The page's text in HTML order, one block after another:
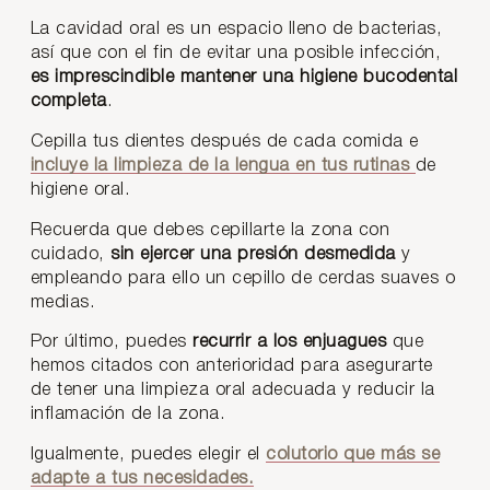
La cavidad oral es un espacio lleno de bacterias,
así que con el fin de evitar una posible infección,
es imprescindible mantener una higiene bucodental
completa.
Cepilla tus dientes después de cada comida e
incluye la limpieza de la lengua en tus rutinas de
higiene oral.
Recuerda que debes cepillarte la zona con
cuidado, sin ejercer una presión desmediday
empleando para ello un cepillo de cerdas suaves o
medias.
Por último, puedes recurrir a los enjuaguesque
hemos citados con anterioridad para asegurarte
de tener una limpieza oral adecuada y reducir la
inflamación de la zona.
Igualmente, puedes elegir el colutorio que más se
adapte a tus necesidades.